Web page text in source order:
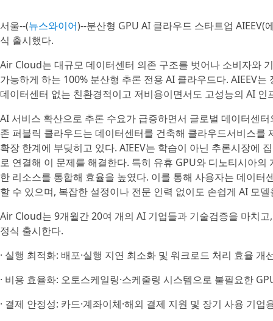
서울--(뉴스와이어)--분산형 GPU AI 클라우드 스타트업 AIEEV(
식 출시했다.
Air Cloud는 대규모 데이터센터 의존 구조를 벗어나 소비자와
가능하게 하는 100% 분산형 추론 전용 AI 클라우드다. AIEEV
데이터센터 없는 친환경적이고 저비용이면서도 고성능의 AI
AI 서비스 확산으로 추론 수요가 급증하면서 글로벌 데이터센
존 퍼블릭 클라우드는 데이터센터를 건축해 클라우드서비스를
확장 한계에 부딪히고 있다. AIEEV는 학습이 아닌 추론시장에
로 연결해 이 문제를 해결한다. 특히 유휴 GPU와 디노티시아의
한 리소스를 통합해 효율을 높였다. 이를 통해 사용자는 데이
할 수 있으며, 복잡한 설정이나 전문 인력 없이도 손쉽게 AI 모델
Air Cloud는 9개월간 20여 개의 AI 기업들과 기술검증을 마치
정식 출시한다.
· 실행 최적화: 배포·실행 지연 최소화 및 워크로드 처리 효율 개
· 비용 효율화: 오토스케일링·스케줄링 시스템으로 불필요한
· 결제 안정성: 카드·계좌이체·해외 결제 지원 및 장기 사용 기업